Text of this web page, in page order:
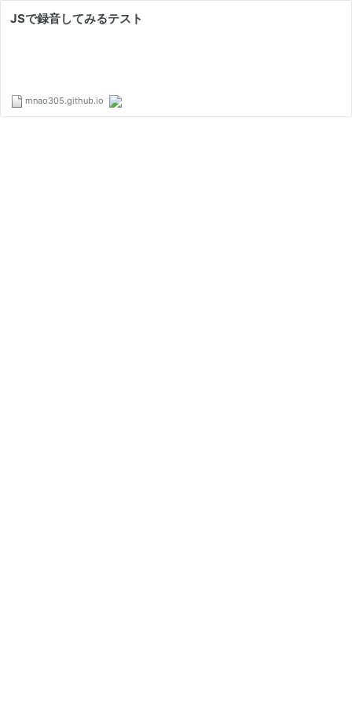
JSで録音してみるテスト
mnao305.github.io